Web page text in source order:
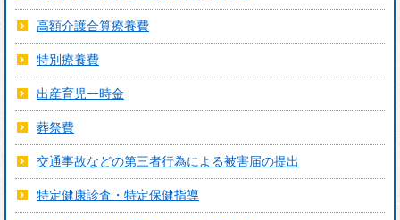
高額介護合算療養費
特別療養費
出産育児一時金
葬祭費
交通事故などの第三者行為による被害届の提出
特定健康診査・特定保健指導